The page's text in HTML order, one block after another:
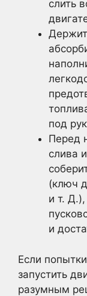
слить
под
Перед
слива
(ключ
и т.
и
Если
запустить
разумным